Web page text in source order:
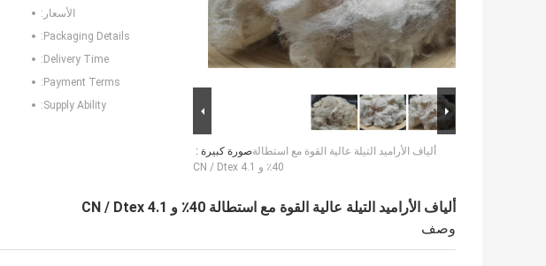
صورة كبيرة :ألياف الأراميد التيلة عالية القوة مع استطالة
40٪ و 4.1 CN / Dtex
الأسعار:
Packaging Details:
Delivery Time:
Payment Terms:
Supply Ability:
ألياف الأراميد التيلة عالية القوة مع استطالة 40٪ و 4.1 CN / Dtex
وصف